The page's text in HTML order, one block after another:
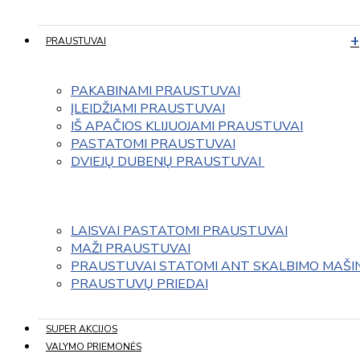
PRAUSTUVAI
PAKABINAMI PRAUSTUVAI
ĮLEIDŽIAMI PRAUSTUVAI
IŠ APAČIOS KLIJUOJAMI PRAUSTUVAI
PASTATOMI PRAUSTUVAI
DVIEJŲ DUBENŲ PRAUSTUVAI
LAISVAI PASTATOMI PRAUSTUVAI
MAŽI PRAUSTUVAI
PRAUSTUVAI STATOMI ANT SKALBIMO
PRAUSTUVŲ PRIEDAI
SUPER AKCIJOS
VALYMO PRIEMONĖS